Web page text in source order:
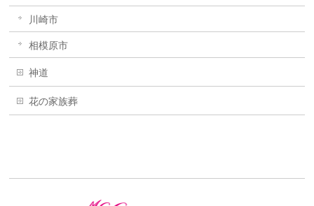
川崎市
相模原市
神道
花の家族葬